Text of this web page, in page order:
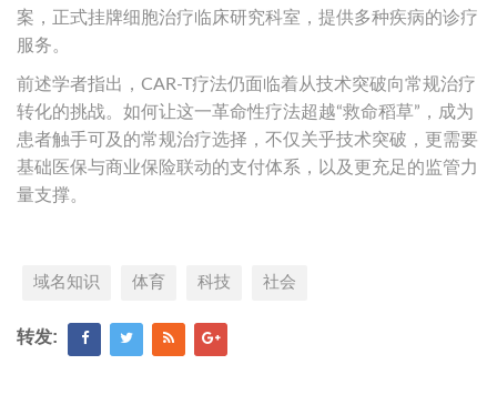
案，正式挂牌细胞治疗临床研究科室，提供多种疾病的诊疗
服务。
前述学者指出，CAR-T疗法仍面临着从技术突破向常规治疗
转化的挑战。如何让这一革命性疗法超越“救命稻草”，成为
患者触手可及的常规治疗选择，不仅关乎技术突破，更需要
基础医保与商业保险联动的支付体系，以及更充足的监管力
量支撑。
域名知识 体育 科技 社会
转发: